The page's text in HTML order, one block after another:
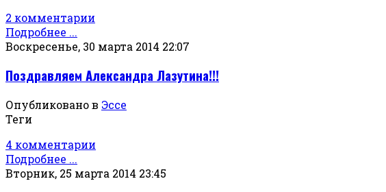
2 комментарии
Подробнее ...
Воскресенье, 30 марта 2014 22:07
Поздравляем Александра Лазутина!!!
Опубликовано в Эссе
Теги
4 комментарии
Подробнее ...
Вторник, 25 марта 2014 23:45